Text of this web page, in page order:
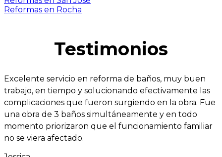
Reformas en Rocha
Testimonios
Excelente servicio en reforma de baños, muy buen
trabajo, en tiempo y solucionando efectivamente las
complicaciones que fueron surgiendo en la obra. Fue
una obra de 3 baños simultáneamente y en todo
momento priorizaron que el funcionamiento familiar
no se viera afectado.